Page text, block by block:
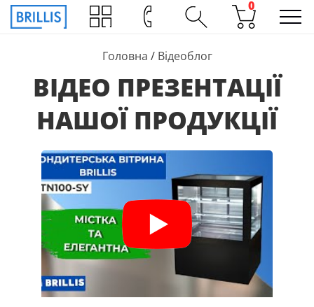
0
Головна / Відеоблог
ВІДЕО ПРЕЗЕНТАЦІЇ
НАШОЇ ПРОДУКЦІЇ